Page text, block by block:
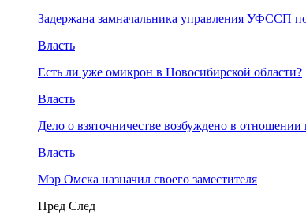
Задержана замначальника управления УФССП
Власть
Есть ли уже омикрон в Новосибирской области?
Власть
Дело о взяточничестве возбуждено в отношении
Власть
Мэр Омска назначил своего заместителя
Пред След